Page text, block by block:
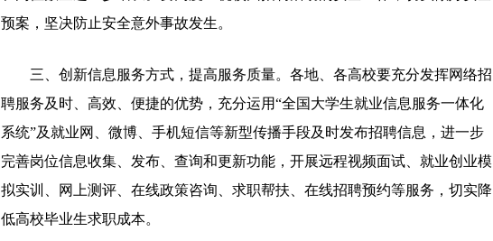
预案，坚决防止安全意外事故发生。
三、创新信息服务方式，提高服务质量。各地、各高校要充分发挥网络招
聘服务及时、高效、便捷的优势，充分运用“全国大学生就业信息服务一体化
系统”及就业网、微博、手机短信等新型传播手段及时发布招聘信息，进一步
完善岗位信息收集、发布、查询和更新功能，开展远程视频面试、就业创业模
拟实训、网上测评、在线政策咨询、求职帮扶、在线招聘预约等服务，切实降
低高校毕业生求职成本。